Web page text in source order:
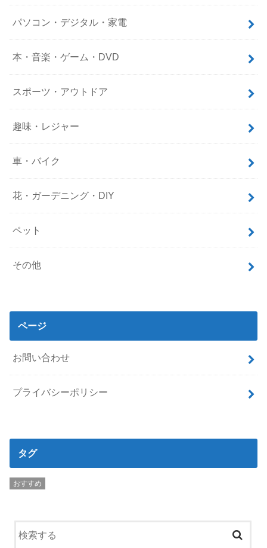
パソコン・デジタル・家電
本・音楽・ゲーム・DVD
スポーツ・アウトドア
趣味・レジャー
車・バイク
花・ガーデニング・DIY
ペット
その他
ページ
お問い合わせ
プライバシーポリシー
タグ
おすすめ